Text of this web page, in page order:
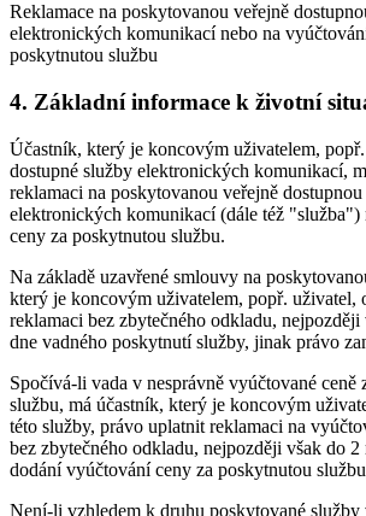
Reklamace na poskytovanou veřejně
elektronických komunikací nebo na
poskytnutou službu
4. Základní informace k životní
Účastník, který je koncovým uživatelem,
dostupné služby elektronických komunikací,
reklamaci na poskytovanou veřejně dostupnou
elektronických komunikací (dále též "služba")
ceny za poskytnutou službu.
Na základě uzavřené smlouvy na
který je koncovým uživatelem, popř. uživatel,
reklamaci bez zbytečného odkladu, nejpozději
dne vadného poskytnutí služby, jinak právo
Spočívá-li vada v nesprávně vyúčtované ceně
službu, má účastník, který je koncovým
této služby, právo uplatnit reklamaci na
bez zbytečného odkladu, nejpozději však do 2
dodání vyúčtování ceny za poskytnutou
Není-li vzhledem k druhu poskytované